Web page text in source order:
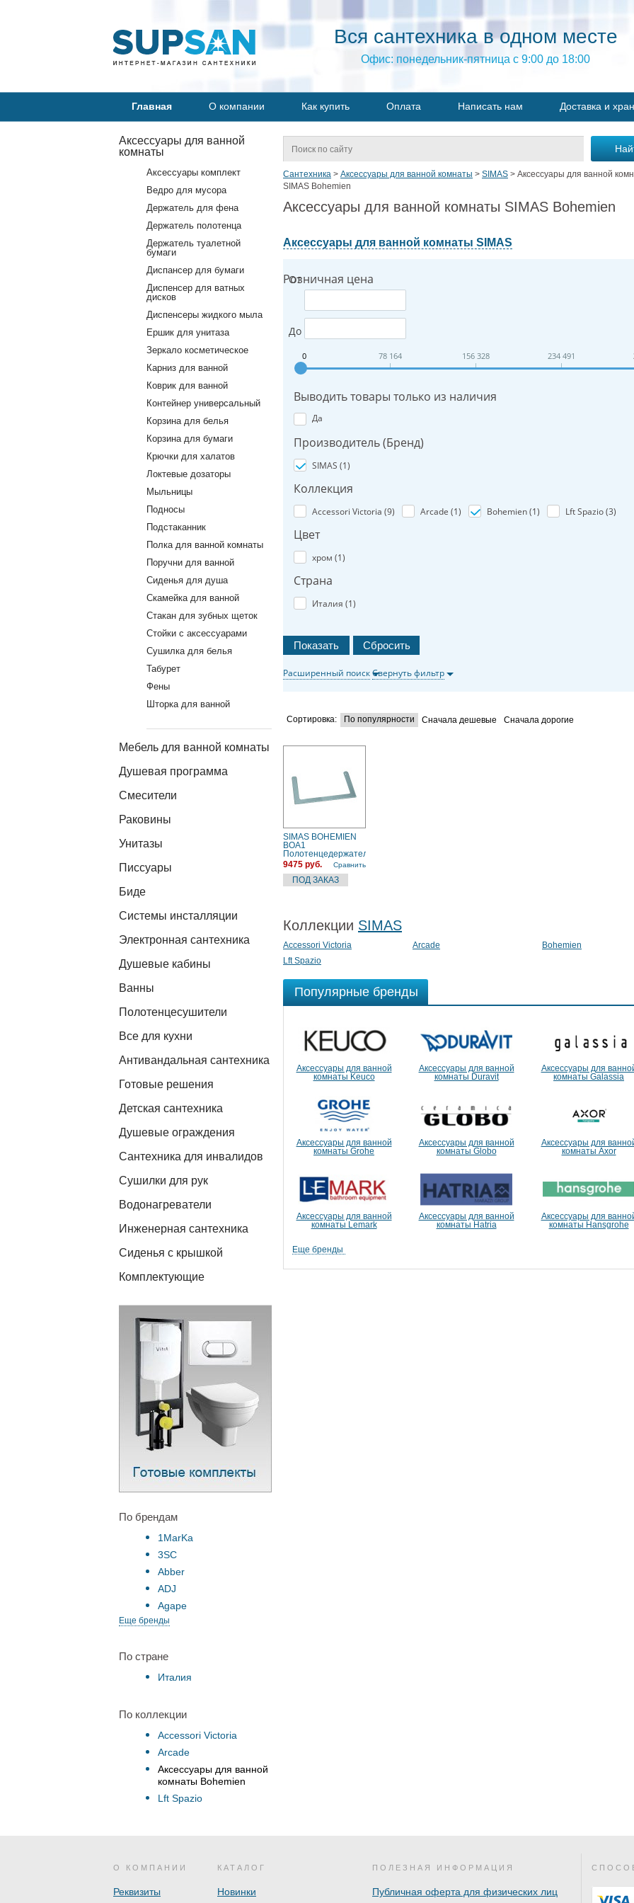
Вся сантехника в одном месте
Офис: понедельник-пятница с 9:00 до 18:00
Главная О компании Как купить Оплата Написать нам Доставка и
Аксессуары для ванной
комнаты
Аксессуары комплект
Ведро для мусора
Держатель для фена
Держатель полотенца
Держатель туалетной
бумаги
Диспансер для бумаги
Диспенсер для ватных
дисков
Диспенсеры жидкого мыла
Ершик для унитаза
Зеркало косметическое
Карниз для ванной
Коврик для ванной
Контейнер универсальный
Корзина для белья
Корзина для бумаги
Крючки для халатов
Локтевые дозаторы
Мыльницы
Подносы
Подстаканник
Полка для ванной комнаты
Поручни для ванной
Сиденья для душа
Скамейка для ванной
Стакан для зубных щеток
Стойки с аксессуарами
Сушилка для белья
Табурет
Фены
Шторка для ванной
Мебель для ванной комнаты
Душевая программа
Смесители
Раковины
Унитазы
Писсуары
Биде
Системы инсталляции
Электронная сантехника
Душевые кабины
Ванны
Полотенцесушители
Все для кухни
Антивандальная сантехника
Готовые решения
Детская сантехника
Душевые ограждения
Сантехника для инвалидов
Сушилки для рук
Водонагреватели
Инженерная сантехника
Сиденья с крышкой
Комплектующие
По брендам
1MarKa
3SC
Abber
ADJ
Agape
Еще бренды
По стране
Италия
По коллекции
Accessori Victoria
Arcade
Аксессуары для ванной
комнаты Bohemien
Lft Spazio
Сантехника > Аксессуары для ванной комнаты > SIMAS > Аксессуары для ванной
SIMAS Bohemien
Аксессуары для ванной комнаты SIMAS Bohemien
Аксессуары для ванной комнаты SIMAS
Розничная цена
От
До
0 78 164 156 328 234 491
Выводить товары только из наличия
Да
Производитель (Бренд)
SIMAS (1)
Коллекция
Accessori Victoria (9) Arcade (1) Bohemien (1) Lft Spazio (3)
Цвет
хром (1)
Страна
Италия (1)
Расширенный поискСвернуть фильтр
Сортировка: По популярности Сначала дешевые Сначала дорогие
SIMAS BOHEMIEN
BOA1
Полотенцедержатель
(хром)
9475 руб. Сравнить
Коллекции SIMAS
Accessori Victoria Arcade
Bohemien
Lft Spazio
Популярные бренды
Аксессуары для ванной
комнаты Keuco
Аксессуары для ванной
комнаты Duravit
Аксессуары для
комнаты Galassia
Аксессуары для ванной
комнаты Grohe
Аксессуары для ванной
комнаты Globo
Аксессуары для
комнаты Axor
Аксессуары для ванной
комнаты Lemark
Аксессуары для ванной
комнаты Hatria
Аксессуары для
комнаты Hansgrohe
Еще бренды
О КОМПАНИИ
Реквизиты
КАТАЛОГ
Новинки
ПОЛЕЗНАЯ ИНФОРМАЦИЯ
Публичная оферта для физических лиц